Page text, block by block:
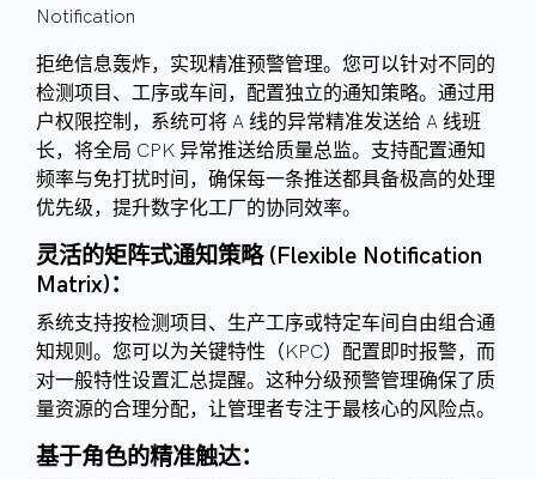
Notification
拒绝信息轰炸，实现精准预警管理。您可以针对不同的
检测项目、工序或车间，配置独立的通知策略。通过用
户权限控制，系统可将 A 线的异常精准发送给 A 线班
长，将全局 CPK 异常推送给质量总监。支持配置通知
频率与免打扰时间，确保每一条推送都具备极高的处理
优先级，提升数字化工厂的协同效率。
灵活的矩阵式通知策略 (Flexible Notification
Matrix)：
系统支持按检测项目、生产工序或特定车间自由组合通
知规则。您可以为关键特性（KPC）配置即时报警，而
对一般特性设置汇总提醒。这种分级预警管理确保了质
量资源的合理分配，让管理者专注于最核心的风险点。
基于角色的精准触达：